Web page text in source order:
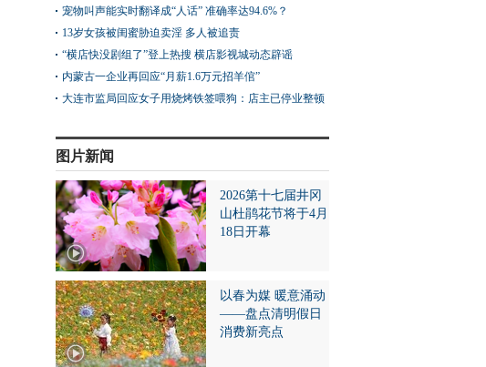
宠物叫声能实时翻译成“人话” 准确率达94.6%？
13岁女孩被闺蜜胁迫卖淫 多人被追责
“横店快没剧组了”登上热搜 横店影视城动态辟谣
内蒙古一企业再回应“月薪1.6万元招羊倌”
大连市监局回应女子用烧烤铁签喂狗：店主已停业整顿
图片新闻
2026第十七届井冈
山杜鹃花节将于4月
18日开幕
以春为媒 暖意涌动
——盘点清明假日
消费新亮点